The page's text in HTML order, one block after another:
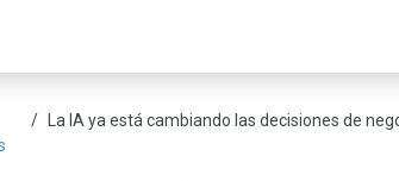
La IA ya está cambiando las decisiones de